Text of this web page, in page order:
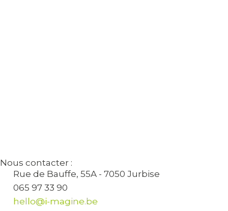
Nous contacter :
Rue de Bauffe, 55A - 7050 Jurbise
065 97 33 90
hello@i-magine.be